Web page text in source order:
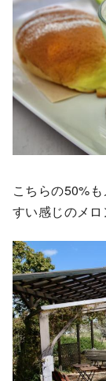
こちらの50%
すい感じのメロ